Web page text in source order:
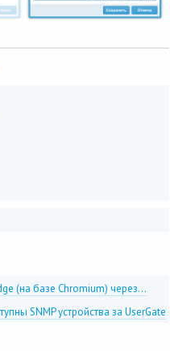
(на базе Chromium) через...
SNMP устройства за UserGate